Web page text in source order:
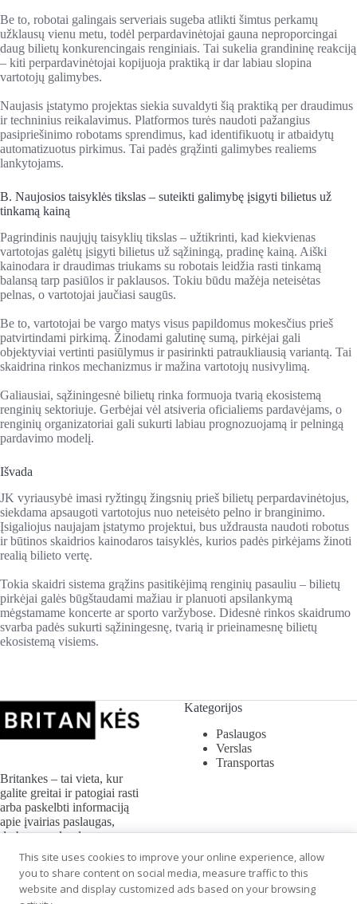
Be to, robotai galingais serveriais sugeba atlikti šimtus perkamų
užklausų vienu metu, todėl perpardavinėtojai gauna neproporcingai
daug bilietų konkurencingais renginiais. Tai sukelia grandininę reakciją
– kiti perpardavinėtojai kopijuoja praktiką ir dar labiau slopina
vartotojų galimybes.
Naujasis įstatymo projektas siekia suvaldyti šią praktiką per draudimus
ir techninius reikalavimus. Platformos turės naudoti pažangius
pasipriešinimo robotams sprendimus, kad identifikuotų ir atbaidytų
automatizuotus pirkimus. Tai padės grąžinti galimybes realiems
lankytojams.
B. Naujosios taisyklės tikslas – suteikti galimybę įsigyti bilietus už
tinkamą kainą
Pagrindinis naujųjų taisyklių tikslas – užtikrinti, kad kiekvienas
vartotojas galėtų įsigyti bilietus už sąžiningą, pradinę kainą. Aiški
kainodara ir draudimas triukams su robotais leidžia rasti tinkamą
balansą tarp pasiūlos ir paklausos. Tokiu būdu mažėja neteisėtas
pelnas, o vartotojai jaučiasi saugūs.
Be to, vartotojai be vargo matys visus papildomus mokesčius prieš
patvirtindami pirkimą. Žinodami galutinę sumą, pirkėjai gali
objektyviai vertinti pasiūlymus ir pasirinkti patraukliausią variantą. Tai
skaidrina rinkos mechanizmus ir mažina vartotojų nusivylimą.
Galiausiai, sąžiningesnė bilietų rinka formuoja tvarią ekosistemą
renginių sektoriuje. Gerbėjai vėl atsiveria oficialiems pardavėjams, o
renginių organizatoriai gali sukurti labiau prognozuojamą ir pelningą
pardavimo modelį.
Išvada
JK vyriausybė imasi ryžtingų žingsnių prieš bilietų perpardavinėtojus,
siekdama apsaugoti vartotojus nuo neteisėto pelno ir branginimo.
Įsigaliojus naujajam įstatymo projektui, bus uždrausta naudoti robotus
ir būtinos skaidrios kainodaros taisyklės, kurios padės pirkėjams žinoti
realią bilieto vertę.
Tokia skaidri sistema grąžins pasitikėjimą renginių pasauliu – bilietų
pirkėjai galės būgštaudami mažiau ir planuoti apsilankymą
mėgstamame koncerte ar sporto varžybose. Didesnė rinkos skaidrumo
svarba padės sukurti sąžiningesnę, tvarią ir prieinamesnę bilietų
ekosistemą visiems.
Britankes – tai vieta, kur
galite greitai ir patogiai rasti
arba paskelbti informaciją
apie įvairias paslaugas,
darbus, parduodamus ar
nuomojamus daiktus,
renginius ir dar daugiau.
Kategorijos
Paslaugos
Verslas
Transportas
This site uses cookies to improve your online experience, allow
you to share content on social media, measure traffic to this
website and display customized ads based on your browsing